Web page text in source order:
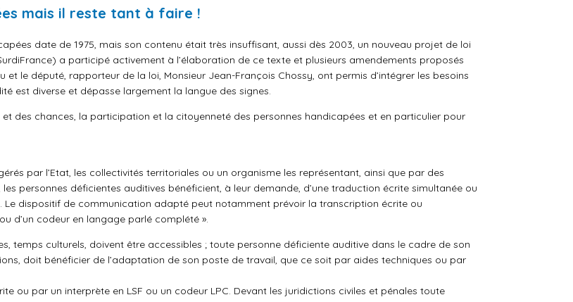
mais il reste tant à faire !
date de 1975, mais son contenu était très insuffisant, aussi dès 2003, un nouveau projet de loi
a participé activement à l’élaboration de ce texte et plusieurs amendements proposés
le député, rapporteur de la loi, Monsieur Jean-François Chossy, ont permis d’intégrer les besoins
est diverse et dépasse largement la langue des signes.
des chances, la participation et la citoyenneté des personnes handicapées et en particulier pour
par l’Etat, les collectivités territoriales ou un organisme les représentant, ainsi que par des
personnes déficientes auditives bénéficient, à leur demande, d’une traduction écrite simultanée ou
dispositif de communication adapté peut notamment prévoir la transcription écrite ou
d’un codeur en langage parlé complété ».
temps culturels, doivent être accessibles ; toute personne déficiente auditive dans le cadre de son
doit bénéficier de l’adaptation de son poste de travail, que ce soit par aides techniques ou par
ou par un interprète en LSF ou un codeur LPC. Devant les juridictions civiles et pénales toute